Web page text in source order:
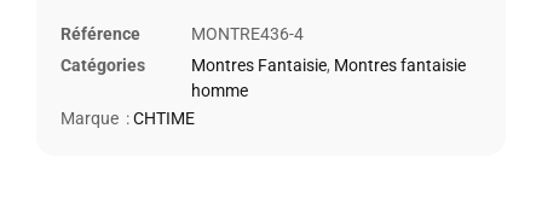
Référence
MONTRE436-4
Catégories
Montres Fantaisie, Montres fantaisie
homme
Marque :CHTIME